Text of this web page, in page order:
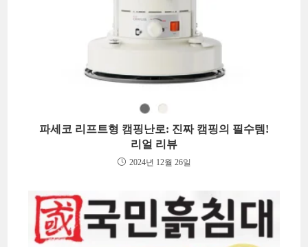
파세코 리프트형 캠핑난로: 진짜 캠핑의 필수템!
리얼 리뷰
2024년 12월 26일